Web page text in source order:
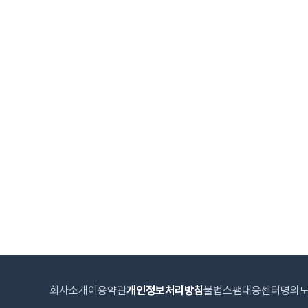
회사소개 이용약관개인정보처리방침불법스팸대응센터 명의